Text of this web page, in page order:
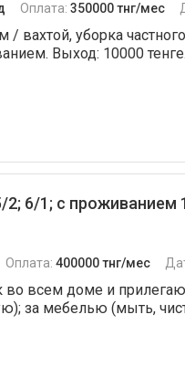
Оплата: 350000 тнг/мес
вахтой, уборка
Выход: 10000
6/1; с проживанием
Оплата: 400000 тнг/мес
во всем доме и
за мебелью (мыть,